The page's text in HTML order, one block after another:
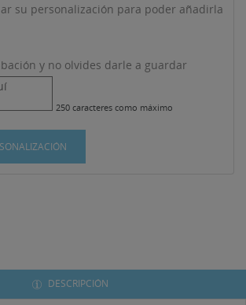
su personalización para poder añadirla
y no olvides darle a guardar
250 caracteres como máximo
DESCRIPCIÓN
DESEOS
para guardar productos en su lista
((CANCELTEXT))